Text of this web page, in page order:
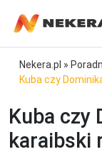
Nekera.pl »
Kuba czy
Kuba czy
karaibski